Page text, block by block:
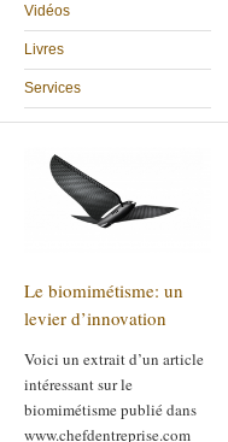
Vidéos
Livres
Services
Le biomimétisme: un
levier d’innovation
Voici un extrait d’un article
intéressant sur le
biomimétisme publié dans
www.chefdentreprise.com